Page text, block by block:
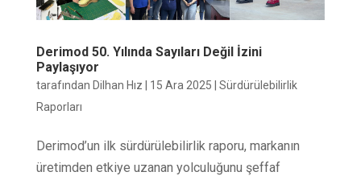
Derimod 50. Yılında Sayıları Değil İzini
Paylaşıyor
tarafından Dilhan Hız 15 Ara 2025
Sürdürülebilirlik
Raporları
Derimod’un ilk sürdürülebilirlik raporu, markanın
üretimden etkiye uzanan yolculuğunu şeffaf